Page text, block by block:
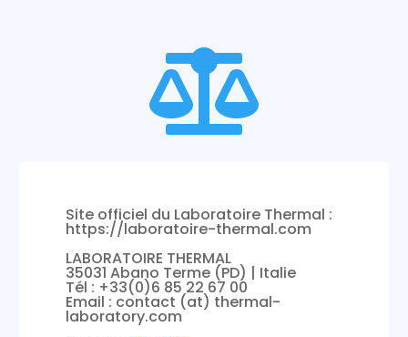

Site officiel du Laboratoire Thermal :
https://laboratoire-thermal.com
LABORATOIRE THERMAL
35031 Abano Terme (PD) | Italie
Tél : +33(0)6 85 22 67 00
Email : contact (at) thermal-
laboratory.com